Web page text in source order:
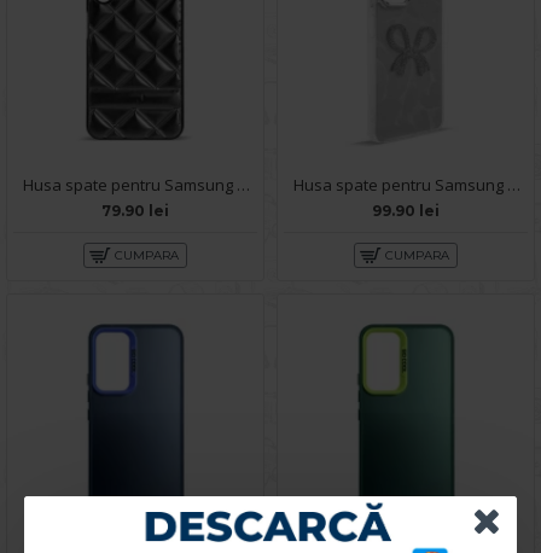
Husa spate pentru Samsung Galaxy A14- Tomo Case Negru
79.90 lei
CUMPARA
Husa spate pentru Samsung Galaxy A14 - KOOL Case
99.90 lei
CUMPARA